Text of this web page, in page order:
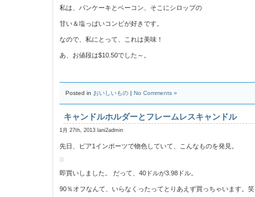
私は、パンケーキとベーコン、そこにシロップの
甘い＆塩っぱいコンビが好きです。
なので、私にとって、これは美味！
あ、お値段は$10.50でした～。
Posted in おいしいもの | No Comments »
キャンドルホルダーとフレームレスキャンドル
1月 27th, 2013 lani2admin
先日、ピア1インポーツで物色していて、こんなものを発見。
即買いしました。 だって、40ドルが3.98ドル。
90％オフなんて、いらなくったってとりあえず買っちゃいます。笑